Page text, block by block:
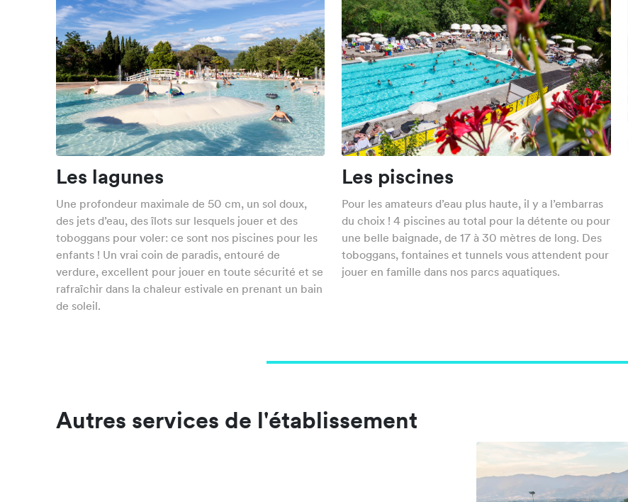
Les lagunes
Une profondeur maximale de 50 cm, un sol doux,
des jets d’eau, des îlots sur lesquels jouer et des
toboggans pour voler: ce sont nos piscines pour les
enfants ! Un vrai coin de paradis, entouré de
verdure, excellent pour jouer en toute sécurité et se
rafraîchir dans la chaleur estivale en prenant un bain
de soleil.
Les piscines
Pour les amateurs d’eau plus haute, il y a l’embarras
du choix ! 4 piscines au total pour la détente ou pour
une belle baignade, de 17 à 30 mètres de long. Des
toboggans, fontaines et tunnels vous attendent pour
jouer en famille dans nos parcs aquatiques.
Autres services de l'établissement